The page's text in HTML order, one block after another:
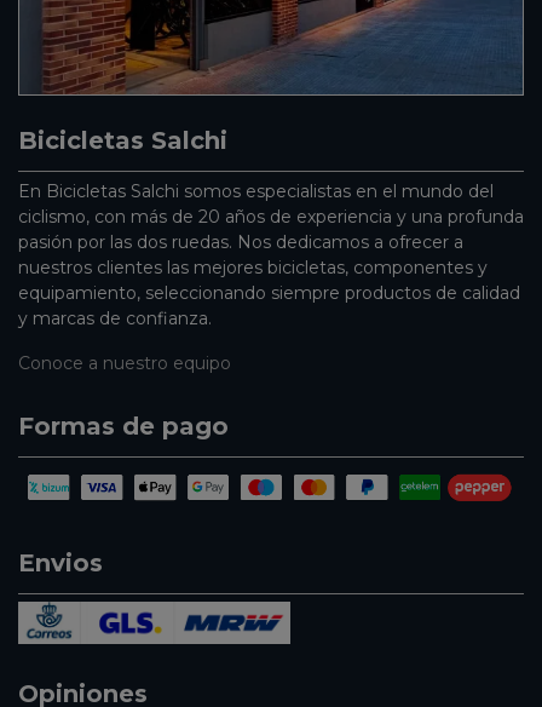
Bicicletas Salchi
En Bicicletas Salchi somos especialistas en el mundo del
ciclismo, con más de 20 años de experiencia y una profunda
pasión por las dos ruedas. Nos dedicamos a ofrecer a
nuestros clientes las mejores bicicletas, componentes y
equipamiento, seleccionando siempre productos de calidad
y marcas de confianza.
Conoce a nuestro equipo
Formas de pago
Envios
Opiniones